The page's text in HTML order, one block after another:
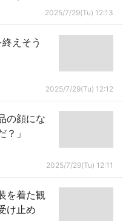
2025/7/29(Tu) 12:13
えそう
2025/7/29(Tu) 12:12
の顔にな
」
2025/7/29(Tu) 12:11
を着た観
け止め